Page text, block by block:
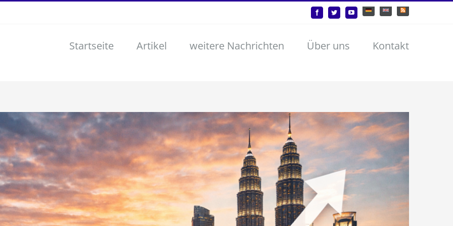
FacebookTwitterYouTubeDeutschEnglish Benutzerdefiniert
Startseite Artikel weitere Nachrichten Über uns Kontakt